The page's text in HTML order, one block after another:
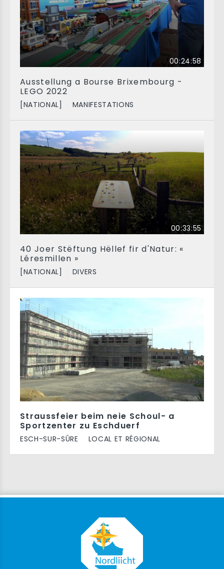
00:24:58
Ausstellung a Bourse Brixembourg -
LEGO 2022
[NATIONAL] MANIFESTATIONS
00:33:55
40 Joer Stëftung Hëllef fir d'Natur: «
Léresmillen »
[NATIONAL] DIVERS
Straussfeier beim neie Schoul- a
Sportzenter zu Eschduerf
ESCH-SUR-SÛRE LOCAL ET RÉGIONAL